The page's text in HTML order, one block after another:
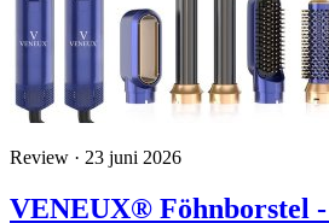
Review · 23 juni 2026
VENEUX® Föhnborstel